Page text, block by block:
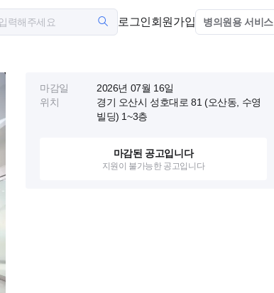
로그인회원가입 병의원용 서비스
마감일
2026년 07월 16일
위치
경기 오산시 성호대로 81 (오산동, 수영
빌딩) 1~3층
마감된 공고입니다
지원이 불가능한 공고입니다